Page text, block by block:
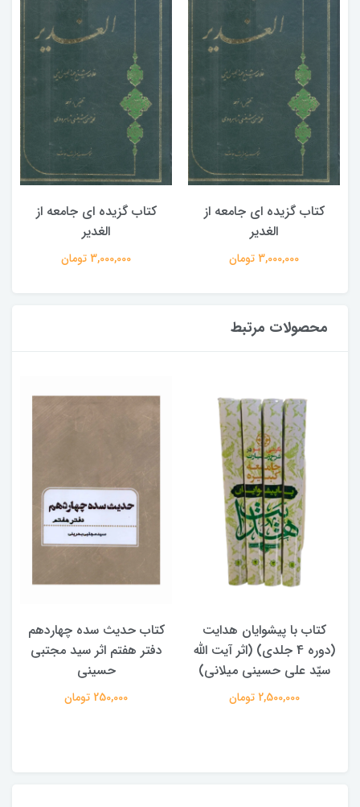
کتاب گزیده ای جامعه از
الغدیر
3,000,000 تومان
کتاب گزیده ای جامعه از
الغدیر
3,000,000 تومان
محصولات مرتبط
کتاب حدیث سده چهاردهم
دفتر هفتم اثر سید مجتبی
حسینی
250,000 تومان
کتاب آفاق الولایه فی فقه
الامامه (2 جلدی)
950,000 تومان